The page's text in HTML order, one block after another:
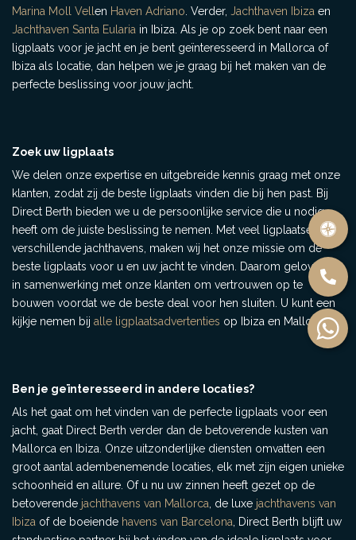
Marina Moll Vell en Haven Adriano . Verder, Jachthaven Ibiza en
Jachthaven Santa Eularia in Ibiza. Als je op zoek bent naar een
ligplaats voor je jacht en je bent geïnteresseerd in Mallorca of
Ibiza als locatie, dan helpen we je graag bij het maken van de
perfecte beslissing voor jouw jacht.
Zoek uw ligplaats
We delen onze expertise en uitgebreide kennis graag met onze
klanten, zodat zij de beste ligplaats vinden die bij hen past. Bij
Direct Berth bieden we u de persoonlijke service die u nodig
heeft om de juiste beslissing te nemen. Met veel ligplaatsen in
verschillende jachthavens, maken wij het onze missie om de
beste ligplaats voor u en uw jacht te vinden. Daarom geloven we
in samenwerking met onze klanten om vertrouwen op te
bouwen voordat we de beste deal voor hen sluiten. U kunt een
kijkje nemen bij alle ligplaatsadvertenties op Ibiza en Mallorca.
Ben je geïnteresseerd in andere locaties?
Als het gaat om het vinden van de perfecte ligplaats voor een
jacht, gaat Direct Berth verder dan de betoverende kusten van
Mallorca en Ibiza. Onze uitzonderlijke diensten omvatten een
groot aantal adembenemende locaties, elk met zijn eigen unieke
schoonheid en allure. Of u nu uw zinnen heeft gezet op de
betoverende jachthavens van Mallorca , de luxe jachthavens van
Ibiza of de boeiende havens van Barcelona , Direct Berth blijft uw